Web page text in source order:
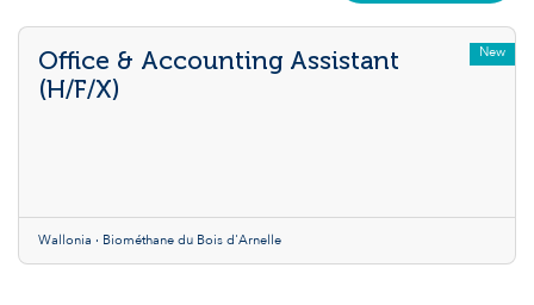
Office & Accounting Assistant
(H/F/X)
New
Wallonia · Biométhane du Bois d'Arnelle